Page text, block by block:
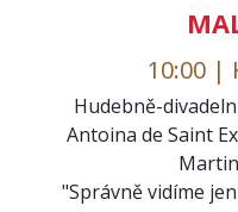
10:00 |
Hudebně-
Antoina de Saint
"Správně vidíme